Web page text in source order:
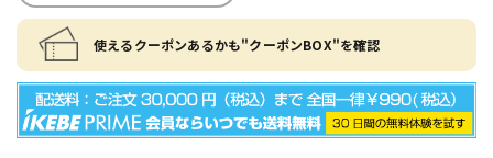
使えるクーポンあるかも"クーポンBOX"を確認